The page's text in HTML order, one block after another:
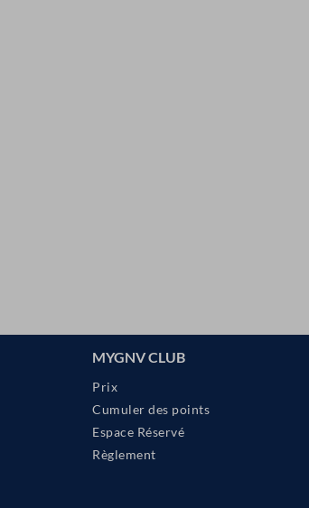
MYGNV CLUB
Prix
Cumuler des points
Espace Réservé
Règlement